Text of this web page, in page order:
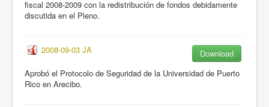
fiscal 2008-2009 con la redistribución de fondos debidamente
discutida en el Pleno.
2008-09-03 JA
Download
Aprobó el Protocolo de Seguridad de la Universidad de Puerto
Rico en Arecibo.